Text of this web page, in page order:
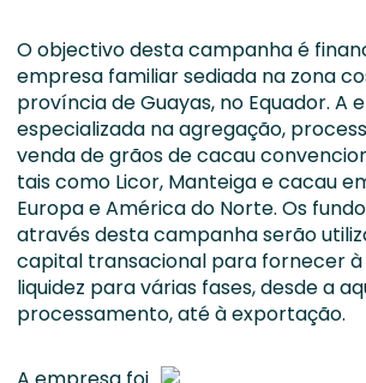
O objectivo desta campanha é
empresa familiar sediada na zona
província de Guayas, no Equador. A
especializada na agregação,
venda de grãos de cacau
tais como Licor, Manteiga e cacau
Europa e América do Norte. Os
através desta campanha serão
capital transacional para fornecer
liquidez para várias fases, desde a
processamento, até à exportação.